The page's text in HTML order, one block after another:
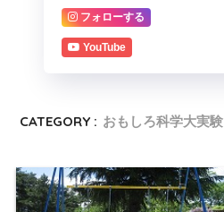
フォローする
YouTube
CATEGORY : おもしろ科学大実験